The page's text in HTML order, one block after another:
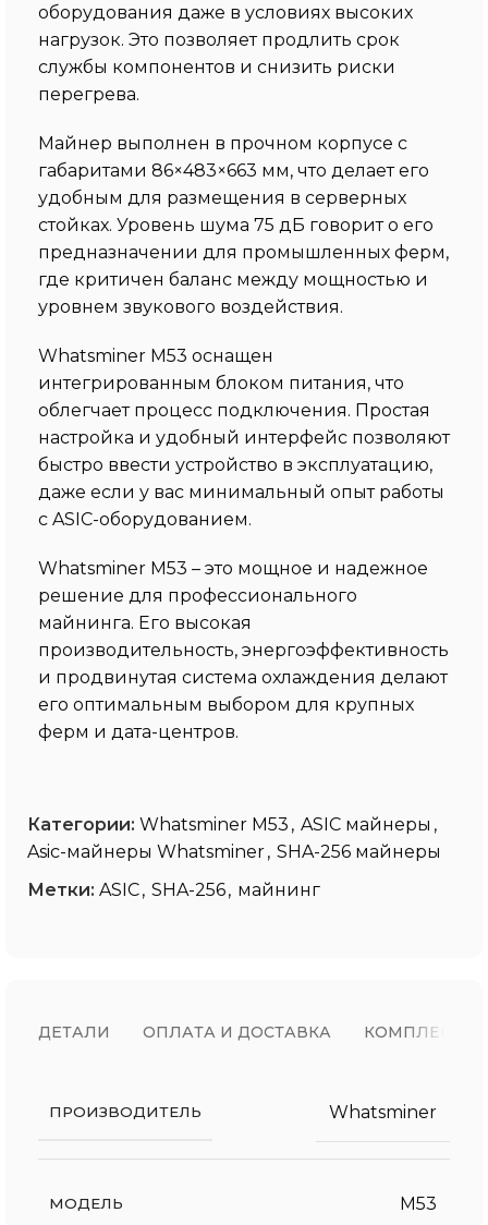
оборудования даже в условиях высоких
нагрузок. Это позволяет продлить срок
службы компонентов и снизить риски
перегрева.
Майнер выполнен в прочном корпусе с
габаритами 86×483×663 мм, что делает его
удобным для размещения в серверных
стойках. Уровень шума 75 дБ говорит о его
предназначении для промышленных ферм,
где критичен баланс между мощностью и
уровнем звукового воздействия.
Whatsminer M53 оснащен
интегрированным блоком питания, что
облегчает процесс подключения. Простая
настройка и удобный интерфейс позволяют
быстро ввести устройство в эксплуатацию,
даже если у вас минимальный опыт работы
с ASIC-оборудованием.
Whatsminer M53 – это мощное и надежное
решение для профессионального
майнинга. Его высокая
производительность, энергоэффективность
и продвинутая система охлаждения делают
его оптимальным выбором для крупных
ферм и дата-центров.
Категории: Whatsminer M53 , ASIC майнеры ,
Asic-майнеры Whatsminer, SHA-256 майнеры
Метки: ASIC, SHA-256, майнинг
ДЕТАЛИ ОПЛАТА И ДОСТАВКА КОМПЛЕКТ
ПРОИЗВОДИТЕЛЬ Whatsminer
МОДЕЛЬ M53